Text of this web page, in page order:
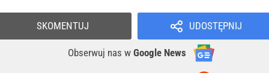
UDOSTĘPNIJ
Obserwuj nas w Google News
SKOMENTUJ